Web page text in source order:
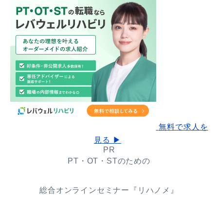
無料で求人を
見る ▶
PR
PT・OT・STのための
総合オンラインセミナー『リハノメ』